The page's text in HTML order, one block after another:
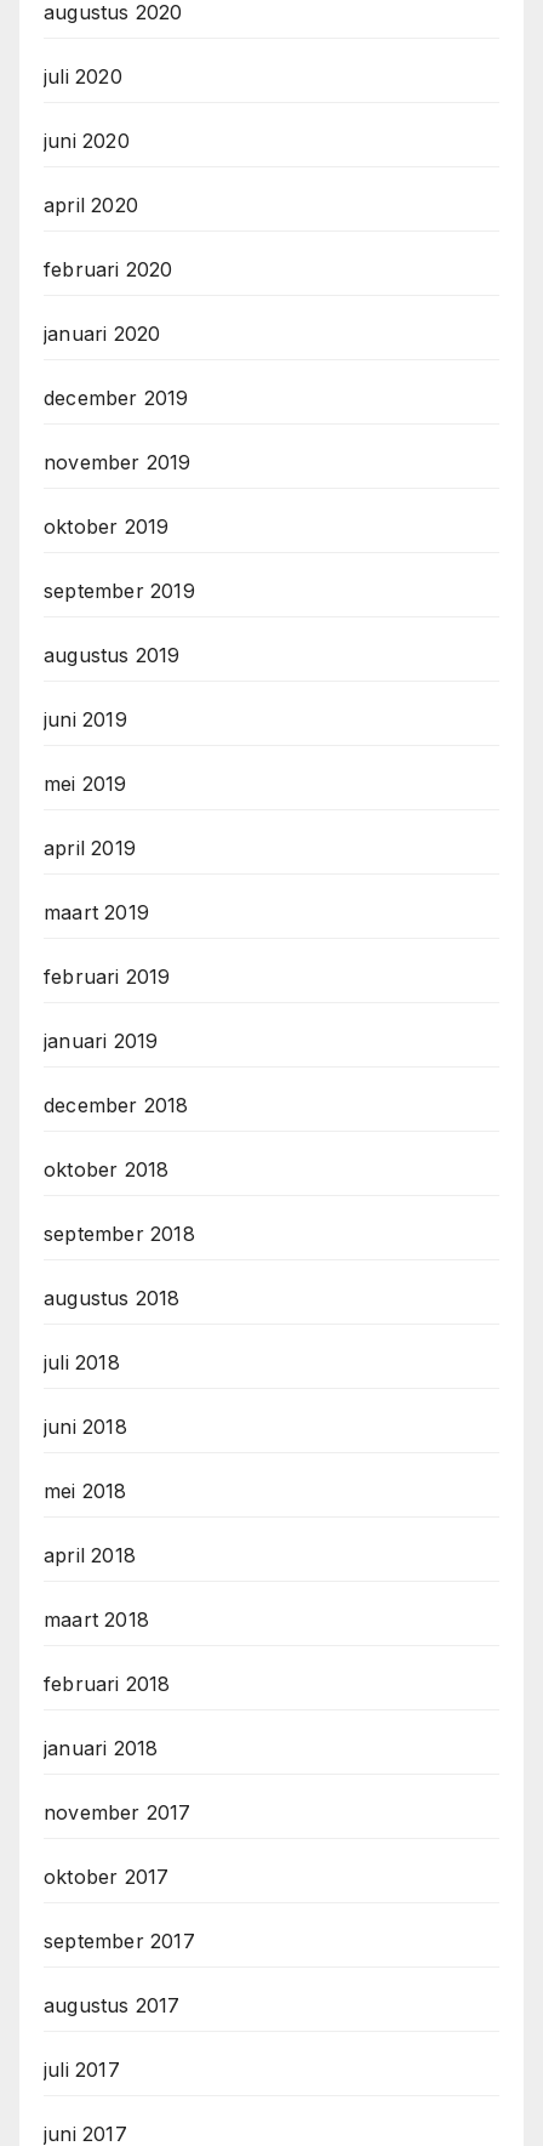
augustus 2020
juli 2020
juni 2020
april 2020
februari 2020
januari 2020
december 2019
november 2019
oktober 2019
september 2019
augustus 2019
juni 2019
mei 2019
april 2019
maart 2019
februari 2019
januari 2019
december 2018
oktober 2018
september 2018
augustus 2018
juli 2018
juni 2018
mei 2018
april 2018
maart 2018
februari 2018
januari 2018
november 2017
oktober 2017
september 2017
augustus 2017
juli 2017
juni 2017